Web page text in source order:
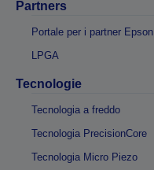
Partners
Portale per i partner Epson
LPGA
Tecnologie
Tecnologia a freddo
Tecnologia PrecisionCore
Tecnologia Micro Piezo